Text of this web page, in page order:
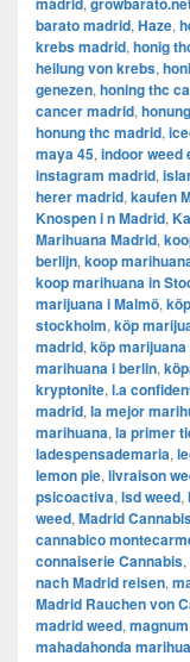
barato madrid, Haze,
krebs madrid, honig
heilung von krebs,
genezen, honing thc
cancer madrid,
honung thc madrid,
maya 45, indoor weed
instagram madrid,
herer madrid, kaufen
Knospen i n Madrid,
Marihuana Madrid,
berlijn, koop
koop marihuana in
marijuana i Malmö,
stockholm, ​​köp
madrid, köp
marihuana i berlin,
kryptonite, l.a
madrid, la mejor
marihuana, la primer
ladespensademaria,
lemon pie, livraison
psicoactiva, lsd weed,
weed, Madrid
cannabico
connaiserie Cannabis,
nach Madrid reisen,
Madrid Rauchen von
madrid weed, magnum
mahadahonda